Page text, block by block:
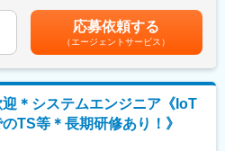
国77拠点、従業員数570名規模を誇る調
年創業と半世紀以上歴史をもち、特に
てスウェーデンなどヨーロッパに販売
内だけでなく、海外での売上も安定的
定しています。
療管理システム」の企画・開発・運用
管理や、病院・医師との連携を支援す
画・開発（DX推進）
析し、効率化を図るための業務システ
・保守、改善提案
下する可能性があります。月給(月額)は固
応募依頼する
（エージェントサービス）
迎＊システムエンジニア《IoT
TS等＊長期研修あり！》